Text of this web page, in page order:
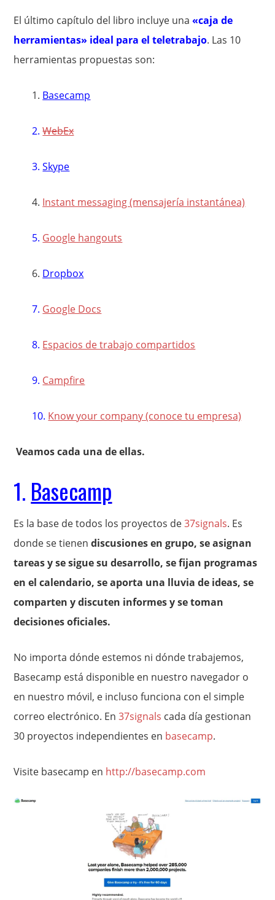
El último capítulo del libro incluye una«caja de
herramientas» ideal para el teletrabajo. Las 10
herramientas propuestas son:
1. Basecamp
2.WebEx
3.Skype
4. Instant messaging (mensajería instantánea)
5. Google hangouts
6. Dropbox
7. Google Docs
8. Espacios de trabajo compartidos
9. Campfire
10. Know your company (conoce tu empresa)
Veamos cada una de ellas.
1. Basecamp
Es la base de todos los proyectos de37signals. Es
donde se tienendiscusiones en grupo, se asignan
tareas y se sigue su desarrollo, se fijan programas
en el calendario, se aporta una lluvia de ideas, se
comparten y discuten informes y se toman
decisiones oficiales.
No importa dónde estemos ni dónde trabajemos,
Basecamp está disponible en nuestro navegador o
en nuestro móvil, e incluso funciona con el simple
correo electrónico. En37signals cada día gestionan
30 proyectos independientes en basecamp.
Visite basecamp en http://basecamp.com